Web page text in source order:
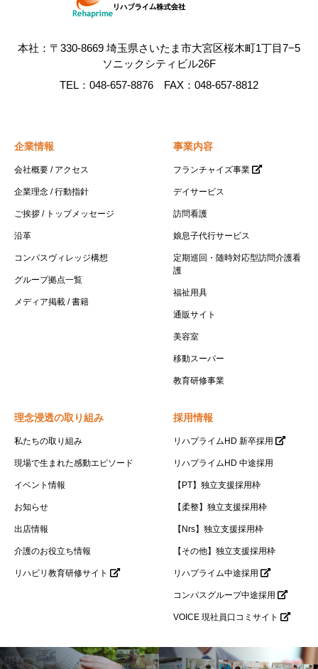
本社：〒330-8669 埼玉県さいたま市大宮区桜木町1丁目7−5
ソニックシティビル26F
TEL：048-657-8876 FAX：048-657-8812
企業情報
会社概要 / アクセス
企業理念 / 行動指針
ご挨拶 / トップメッセージ
沿革
コンパスヴィレッジ構想
グループ拠点一覧
メディア掲載 / 書籍
事業内容
フランチャイズ事業
デイサービス
訪問看護
娘息子代行サービス
定期巡回・随時対応型訪問介護看
護
福祉用具
通販サイト
美容室
移動スーパー
教育研修事業
理念浸透の取り組み
私たちの取り組み
現場で生まれた感動エピソード
イベント情報
お知らせ
出店情報
介護のお役立ち情報
リハビリ教育研修サイト
採用情報
リハプライムHD 新卒採用
リハプライムHD 中途採用
【PT】独立支援採用枠
【柔整】独立支援採用枠
【Nrs】独立支援採用枠
【その他】独立支援採用枠
リハプライム中途採用
コンパスグループ中途採用
VOICE 現社員口コミサイト